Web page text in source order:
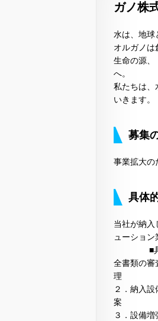
ガノ株
水は、地球
オルガノは
生命の源、
へ。
私たちは、
いきます。
募集
事業拡大の
具体
当社が納入
ューション
■具体的
全書類の審
２．納入
３．設備